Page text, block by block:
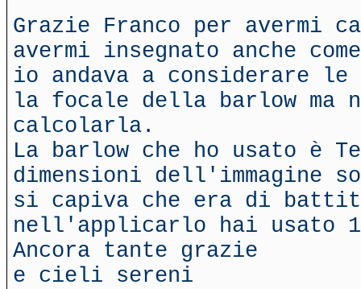
Grazie Franco per avermi
avermi insegnato anche
io andava a considerare
la focale della barlow ma
calcolarla.
La barlow che ho usato è
dimensioni dell'immagine
si capiva che era di
nell'applicarlo hai usato
Ancora tante grazie
e cieli sereni